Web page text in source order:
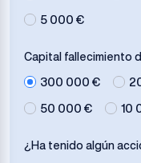
5 000 €
Capital fallecimiento
300 000 €
50 000 € 10
¿Ha tenido algún